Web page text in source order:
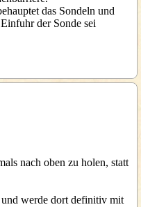
das Sondeln und
der Sonde sei
nach oben zu holen, statt
werde dort definitiv mit